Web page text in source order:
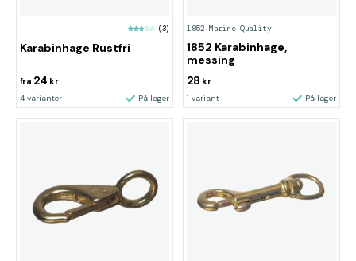
(3)
Karabinhage Rustfri
fra 24 kr
4 varianter På lager
1852 Marine Quality
1852 Karabinhage,
messing
28 kr
1 variant På lager